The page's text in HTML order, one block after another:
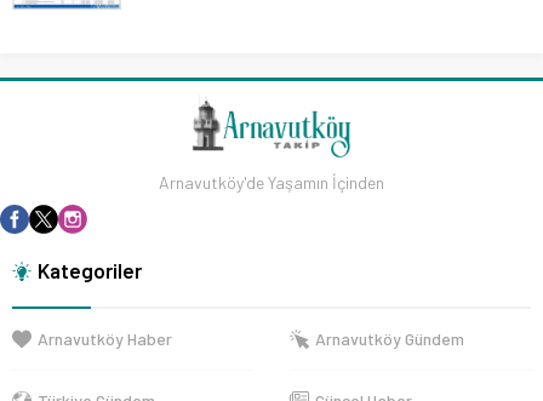
Arnavutköy'de Yaşamın İçinden
Kategoriler
Arnavutköy Haber Arnavutköy Gündem